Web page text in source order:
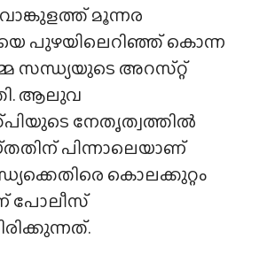
മൂന്നര
പുഴയിലെറിഞ്ഞ് കൊന്ന
സന്ധ്യയുടെ അറസ്‌റ്റ്
ആലുവ
നേതൃത്വത്തിൽ
പിന്നാലെയാണ്
കൊലക്കുറ്റം
പോലീസ്